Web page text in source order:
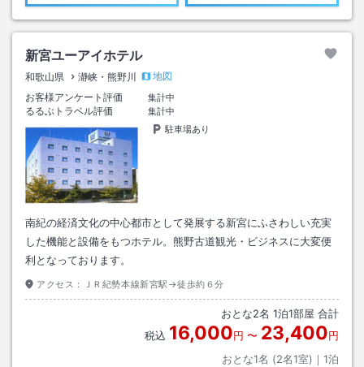
新宮ユーアイホテル
和歌山県 瀞峡・熊野川
地図
お客様アンケート評価
集計中
るるぶトラベル評価
集計中
駐車場あり
南紀の経済文化の中心都市として発展する新宮にふさわしい充実
した機能と設備をもつホテル。熊野古道観光・ビジネスに大変便
利となっております。
アクセス： ＪＲ紀勢本線新宮駅→徒歩約６分
おとな2名 1泊1部屋 合計
税込 16,000円 〜 23,400円
おとな1名 (2名1室)｜ 1泊